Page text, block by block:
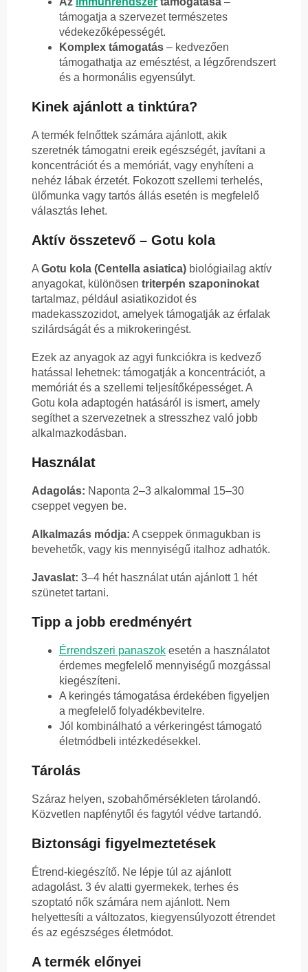
támogatja a szervezet természetes
védekezőképességét.
Komplex támogatás – kedvezően
támogathatja az emésztést, a légzőrendszert
és a hormonális egyensúlyt.
Kinek ajánlott a tinktúra?
A termék felnőttek számára ajánlott, akik
szeretnék támogatni ereik egészségét, javítani a
koncentrációt és a memóriát, vagy enyhíteni a
nehéz lábak érzetét. Fokozott szellemi terhelés,
ülőmunka vagy tartós állás esetén is megfelelő
választás lehet.
Aktív összetevő – Gotu kola
A Gotu kola (Centella asiatica) biológiailag aktív
anyagokat, különösen triterpén szaponinokat
tartalmaz, például asiatikozidot és
madekasszozidot, amelyek támogatják az érfalak
szilárdságát és a mikrokeringést.
Ezek az anyagok az agyi funkciókra is kedvező
hatással lehetnek: támogatják a koncentrációt, a
memóriát és a szellemi teljesítőképességet. A
Gotu kola adaptogén hatásáról is ismert, amely
segíthet a szervezetnek a stresszhez való jobb
alkalmazkodásban.
Használat
Adagolás: Naponta 2–3 alkalommal 15–30
cseppet vegyen be.
Alkalmazás módja: A cseppek önmagukban is
bevehetők, vagy kis mennyiségű italhoz adhatók.
Javaslat: 3–4 hét használat után ajánlott 1 hét
szünetet tartani.
Tipp a jobb eredményért
Érrendszeri panaszok esetén a használatot
érdemes megfelelő mennyiségű mozgással
kiegészíteni.
A keringés támogatása érdekében figyeljen
a megfelelő folyadékbevitelre.
Jól kombinálható a vérkeringést támogató
életmódbeli intézkedésekkel.
Tárolás
Száraz helyen, szobahőmérsékleten tárolandó.
Közvetlen napfénytől és fagytól védve tartandó.
Biztonsági figyelmeztetések
Étrend-kiegészítő. Ne lépje túl az ajánlott
adagolást. 3 év alatti gyermekek, terhes és
szoptató nők számára nem ajánlott. Nem
helyettesíti a változatos, kiegyensúlyozott étrendet
és az egészséges életmódot.
A termék előnyei